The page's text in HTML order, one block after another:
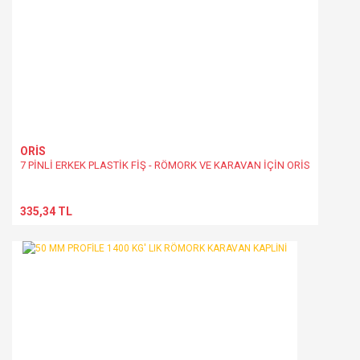
ORİS
7 PİNLİ ERKEK PLASTİK FİŞ - RÖMORK VE KARAVAN İÇİN ORİS
335,34 TL